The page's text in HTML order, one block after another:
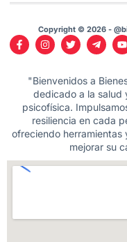
Copyright © 2026 -
"Bienvenidos a
dedicado a la salud
psicofísica.
resiliencia en cada
ofreciendo herramientas
mejorar su